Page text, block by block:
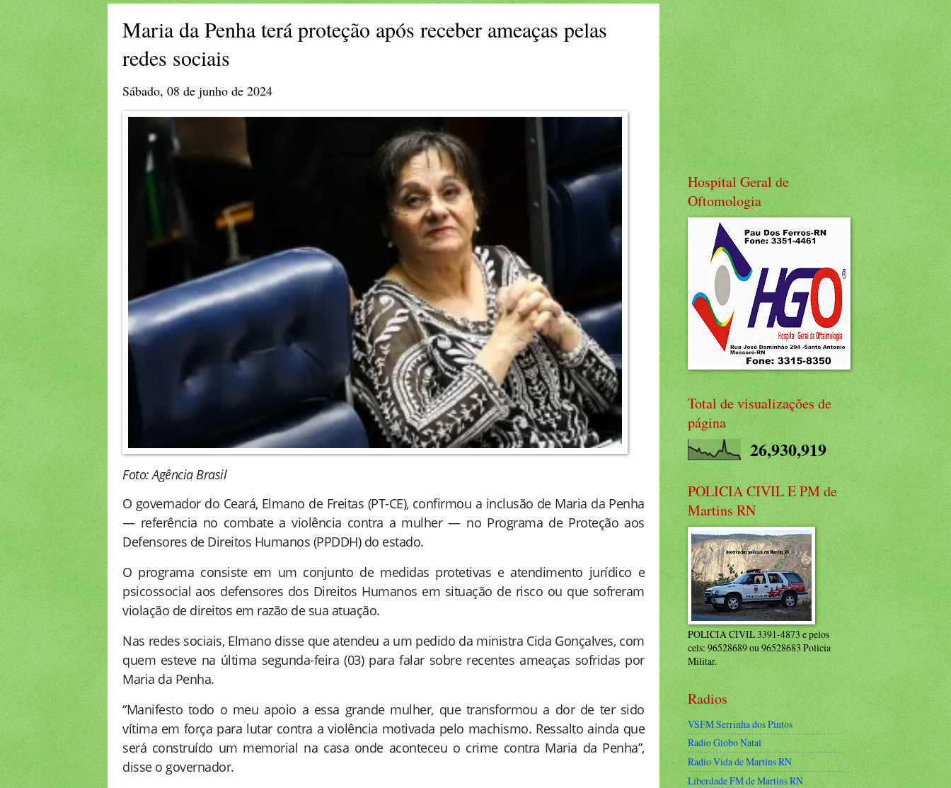
Maria da Penha terá proteção após receber ameaças pelas
redes sociais
Sábado, 08 de junho de 2024
Foto: Agência Brasil
O governador do Ceará, Elmano de Freitas (PT-CE), confirmou a inclusão de Maria da Penha
— referência no combate a violência contra a mulher — no Programa de Proteção aos
Defensores de Direitos Humanos (PPDDH) do estado.
O programa consiste em um conjunto de medidas protetivas e atendimento jurídico e
psicossocial aos defensores dos Direitos Humanos em situação de risco ou que sofreram
violação de direitos em razão de sua atuação.
Nas redes sociais, Elmano disse que atendeu a um pedido da ministra Cida Gonçalves, com
quem esteve na última segunda-feira (03) para falar sobre recentes ameaças sofridas por
Maria da Penha.
“Manifesto todo o meu apoio a essa grande mulher, que transformou a dor de ter sido
vítima em força para lutar contra a violência motivada pelo machismo. Ressalto ainda que
será construído um memorial na casa onde aconteceu o crime contra Maria da Penha”,
disse o governador.
Hospital Geral de
Oftomologia
Total de visualizações de
página
26,930,919
POLICIA CIVIL E PM de
Martins RN
POLICIA CIVIL 3391-4873 e pelos
cels: 96528689 ou 96528683 Policia
Militar.
Radios
VSFM Serrinha dos Pintos
Radio Globo Natal
Radio Vida de Martins RN
Liberdade FM de Martins RN